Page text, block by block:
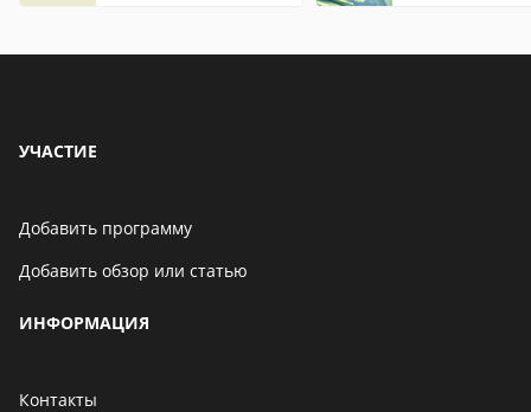
УЧАСТИЕ
Добавить программу
Добавить обзор или статью
ИНФОРМАЦИЯ
Контакты